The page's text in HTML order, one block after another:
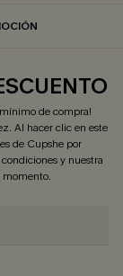
de compra!
Al hacer clic en este
de Cupshe por
y nuestra
momento.